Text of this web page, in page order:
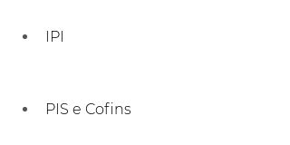
IPI
PIS e Cofins